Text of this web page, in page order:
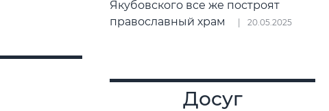
Якубовского все же построят
православный храм
20.05.2025
Досуг